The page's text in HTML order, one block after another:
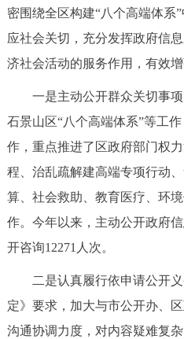
密围绕全区构建“八个高端体系
应社会关切，充分发挥政府信
济社会活动的服务作用，有效
一是主动公开群众关切事项
石景山区“八个高端体系”等工
作，重点推进了区政府部门权
程、治乱疏解建高端专项行动
算、社会救助、教育医疗、环
作。今年以来，主动公开政府
开咨询12271人次。
二是认真履行依申请公开义
定》要求，加大与市公开办、
沟通协调力度，对内容疑难复